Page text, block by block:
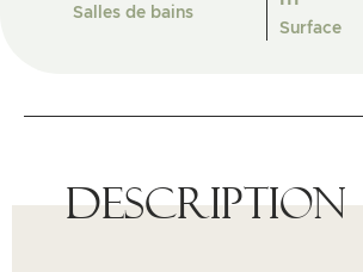
Salles de bains
Surface
Description